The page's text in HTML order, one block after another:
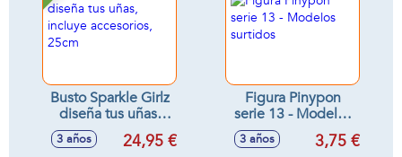
Busto Sparkle Girlz
diseña tus uñas,
incluye accesorios,
25cm
3 años 24,95 €
Figura Pinypon
serie 13 - Modelos
surtidos
3 años 3,75 €